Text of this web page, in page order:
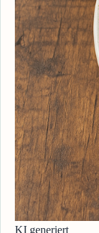
KI generiert